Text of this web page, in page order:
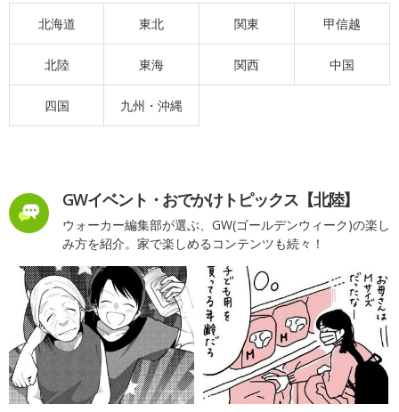
北海道 東北 関東 甲信越
北陸 東海 関西 中国
四国 九州・沖縄
GWイベント・おでかけトピックス【北陸】
ウォーカー編集部が選ぶ、GW(ゴールデンウィーク)の楽し
み方を紹介。家で楽しめるコンテンツも続々！